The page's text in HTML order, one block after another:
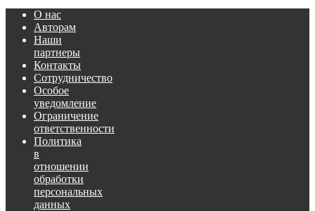
О нас
Авторам
Наши
партнеры
Контакты
Сотрудничество
Особое
уведомление
Ограничение
ответственности
Политика
в
отношении
обработки
персональных
данных